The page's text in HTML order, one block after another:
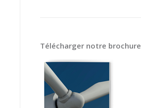
Télécharger notre brochure